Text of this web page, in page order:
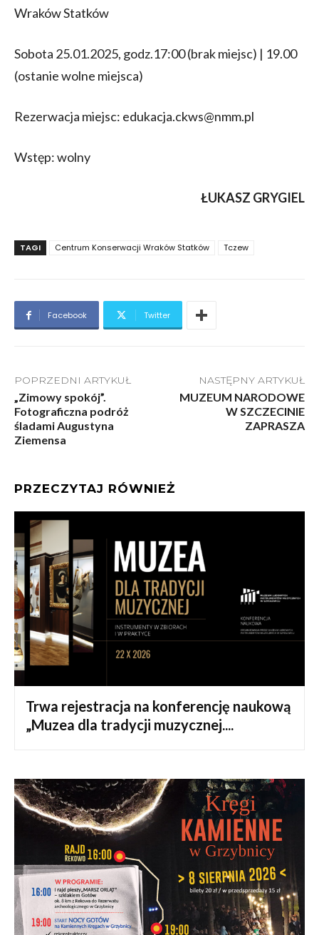
Wraków Statków
Sobota 25.01.2025, godz.17:00 (brak miejsc) | 19.00
(ostanie wolne miejsca)
Rezerwacja miejsc: edukacja.ckws@nmm.pl
Wstęp: wolny
ŁUKASZ GRYGIEL
TAGI Centrum Konserwacji Wraków Statków Tczew
Facebook Twitter
POPRZEDNI ARTYKUŁ
„Zimowy spokój”.
Fotograficzna podróż
śladami Augustyna
Ziemensa
NASTĘPNY ARTYKUŁ
MUZEUM NARODOWE
W SZCZECINIE
ZAPRASZA
PRZECZYTAJ RÓWNIEŻ
Trwa rejestracja na konferencję naukową
„Muzea dla tradycji muzycznej....